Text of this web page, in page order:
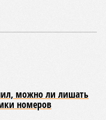
можно ли лишать
номеров